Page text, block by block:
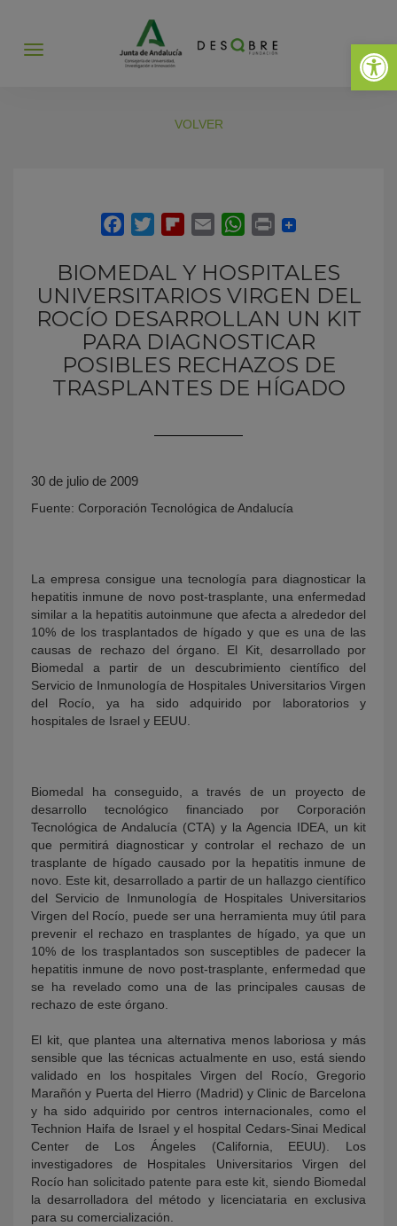
Abrir
Abrir
VOLVER
BIOMEDAL Y HOSPITALES
UNIVERSITARIOS VIRGEN DEL
ROCÍO DESARROLLAN UN KIT
PARA DIAGNOSTICAR
POSIBLES RECHAZOS DE
TRASPLANTES DE HÍGADO
30 de julio de 2009
Fuente: Corporación Tecnológica de Andalucía
La empresa consigue una tecnología para diagnosticar la
hepatitis inmune de novo post-trasplante, una enfermedad
similar a la hepatitis autoinmune que afecta a alrededor del
10% de los trasplantados de hígado y que es una de las
causas de rechazo del órgano. El Kit, desarrollado por
Biomedal a partir de un descubrimiento científico del
Servicio de Inmunología de Hospitales Universitarios Virgen
del Rocío, ya ha sido adquirido por laboratorios y
hospitales de Israel y EEUU.
Biomedal ha conseguido, a través de un proyecto de
desarrollo tecnológico financiado por Corporación
Tecnológica de Andalucía (CTA) y la Agencia IDEA, un kit
que permitirá diagnosticar y controlar el rechazo de un
trasplante de hígado causado por la hepatitis inmune de
novo. Este kit, desarrollado a partir de un hallazgo científico
del Servicio de Inmunología de Hospitales Universitarios
Virgen del Rocío, puede ser una herramienta muy útil para
prevenir el rechazo en trasplantes de hígado, ya que un
10% de los trasplantados son susceptibles de padecer la
hepatitis inmune de novo post-trasplante, enfermedad que
se ha revelado como una de las principales causas de
rechazo de este órgano.
El kit, que plantea una alternativa menos laboriosa y más
sensible que las técnicas actualmente en uso, está siendo
validado en los hospitales Virgen del Rocío, Gregorio
Marañón y Puerta del Hierro (Madrid) y Clinic de Barcelona
y ha sido adquirido por centros internacionales, como el
Technion Haifa de Israel y el hospital Cedars-Sinai Medical
Center de Los Ángeles (California, EEUU). Los
investigadores de Hospitales Universitarios Virgen del
Rocío han solicitado patente para este kit, siendo Biomedal
la desarrolladora del método y licenciataria en exclusiva
para su comercialización.